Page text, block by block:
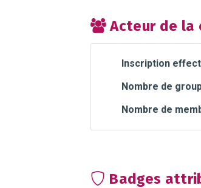
Acteur de la
Inscription
Nombre de
Nombre de
Badges